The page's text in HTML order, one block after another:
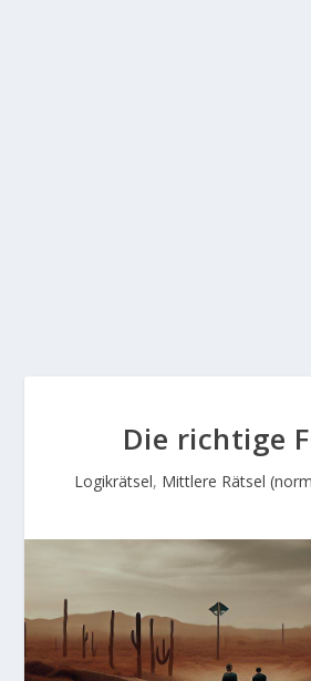
Die richtige
Logikrätsel, Mittlere Rätsel